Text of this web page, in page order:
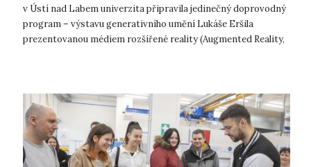
v Ústí nad Labem univerzita připravila jedinečný doprovodný
program – výstavu generativního umění Lukáše Eršila
prezentovanou médiem rozšířené reality (Augmented Reality,